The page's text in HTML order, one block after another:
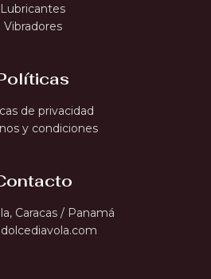
Lubricantes
Vibradores
de privacidad
y condiciones
Caracas / Panamá